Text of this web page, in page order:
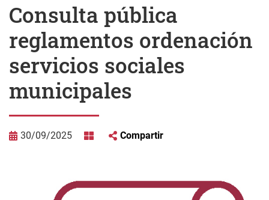
Consulta pública
reglamentos ordenación
servicios sociales
municipales
30/09/2025 Compartir